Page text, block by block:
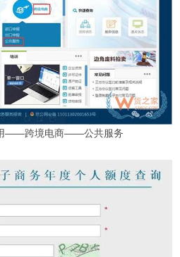
——跨境电商——公共服务